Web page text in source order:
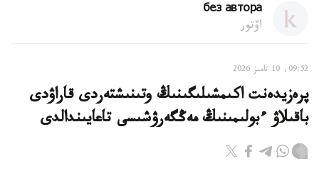
без автора
اۆتور
09:52, 10 تامىز 2026
پرەزيدەنت اكىمشىلىگىنىڭ وتىنىشتەردى قاراۋدى
باقىلاۋ ءبولىمىنىڭ مەڭگەرۋشىسى تاعايىندالدى